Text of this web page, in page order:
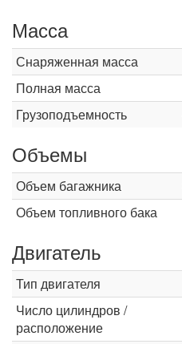
Масса
Снаряженная масса
Полная масса
Грузоподъемность
Объемы
Объем багажника
Объем топливного бака
Двигатель
Тип двигателя
Число цилиндров /
расположение